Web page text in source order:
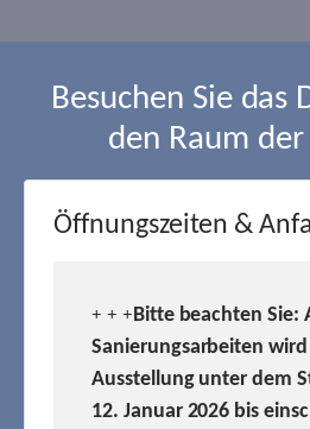
Besuchen Sie das
den Raum
Öffnungszeiten &
+ + +Bitte beachten Sie:
Sanierungsarbeiten
Ausstellung unter dem
12. Januar 2026 bis